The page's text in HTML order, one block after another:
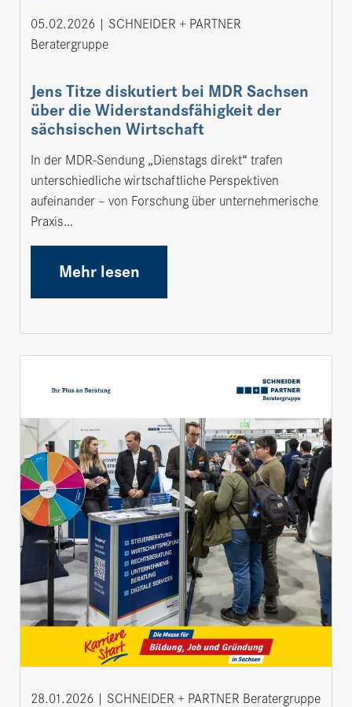
05.02.2026
SCHNEIDER + PARTNER
Beratergruppe
Jens Titze diskutiert bei MDR Sachsen
über die Widerstandsfähigkeit der
sächsischen Wirtschaft
In der MDR-Sendung „Dienstags direkt“ trafen
unterschiedliche wirtschaftliche Perspektiven
aufeinander – von Forschung über unternehmerische
Praxis…
Mehr lesen
28.01.2026 SCHNEIDER + PARTNER Beratergruppe